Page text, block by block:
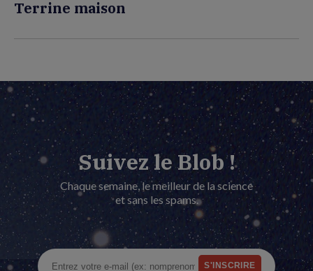
Terrine maison
Suivez le Blob !
Chaque semaine, le meilleur de la science
et sans les spams.